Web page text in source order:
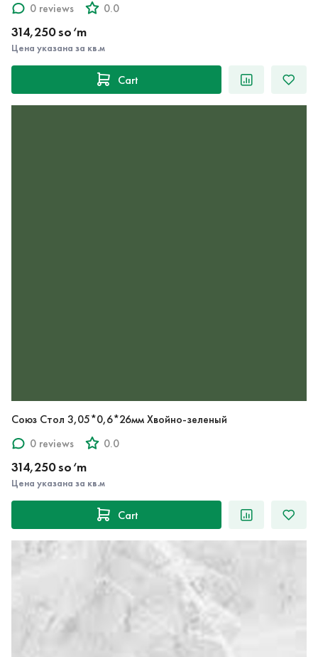
0 reviews
0.0
314,250 so‘m
Цена указана за кв.м
Cart
Союз Стол 3,05*0,6*26мм Хвойно-зеленый
0 reviews
0.0
314,250 so‘m
Цена указана за кв.м
Cart